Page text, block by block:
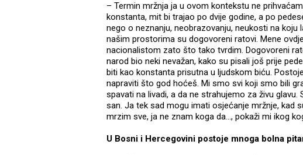
– Termin mržnja ja u ovom kontekstu ne
konstanta, mit bi trajao po dvije godine, a po
nego o neznanju, neobrazovanju, neukosti na
našim prostorima su dogovoreni ratovi. Mene
nacionalistom zato što tako tvrdim. Dogovoreni
narod bio neki nevažan, kako su pisali još prije
biti kao konstanta prisutna u ljudskom biću.
napraviti što god hoćeš. Mi smo svi koji smo bili
spavati na livadi, a da ne strahujemo za živu
san. Ja tek sad mogu imati osjećanje mržnje, kad
mrzim sve, ja ne znam koga da..., pokaži mi ikog
U Bosni i Hercegovini postoje mnoga bolna